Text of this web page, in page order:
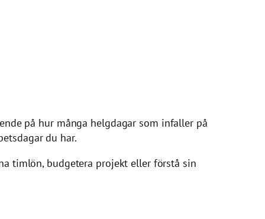
på hur många helgdagar som infaller på
du har.
timlön, budgetera projekt eller förstå sin